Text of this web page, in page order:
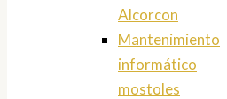
Alcorcon
Mantenimiento
informático
mostoles